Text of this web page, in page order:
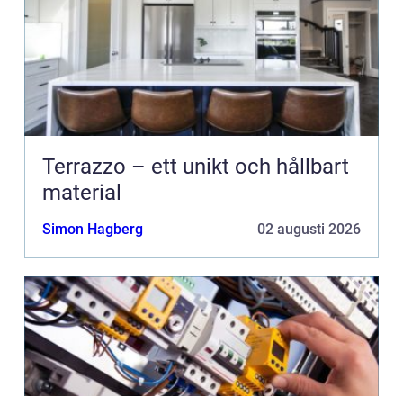
Terrazzo – ett unikt och hållbart
material
Simon Hagberg 02 augusti 2026